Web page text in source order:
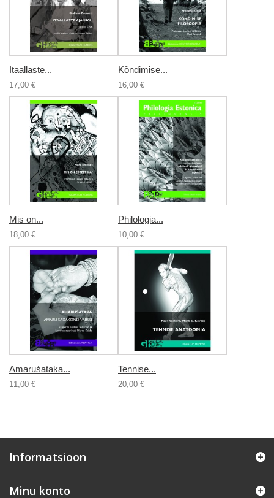
Itaallaste...
17,00 €
Kõndimise...
16,00 €
Mis on...
18,00 €
Philologia...
10,00 €
Amaruśataka...
11,00 €
Tennise...
20,00 €
Informatsioon
Minu konto